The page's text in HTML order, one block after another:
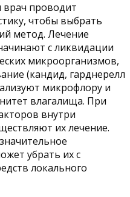
врач проводит
чтобы выбрать
метод. Лечение
с ликвидации
микроорганизмов,
(кандид, гарднерелл
микрофлору и
влагалища. При
внутри
их лечение.
убрать их с
локального